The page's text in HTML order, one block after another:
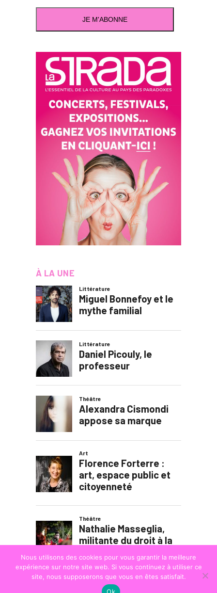
À LA UNE
Nous utilisons des cookies pour vous garantir la meilleure
expérience sur notre site web. Si vous continuez à utiliser ce
site, nous supposerons que vous en êtes satisfait.
Ok